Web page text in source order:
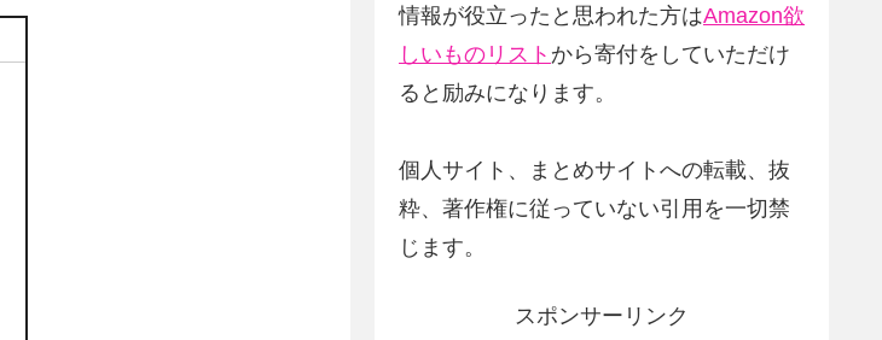
情報が役立ったと思われた方はAmazon欲
しいものリスト から寄付をしていただけ
ると励みになります。
個人サイト、まとめサイトへの転載、抜
粋、著作権に従っていない引用を一切禁
じます。
スポンサーリンク